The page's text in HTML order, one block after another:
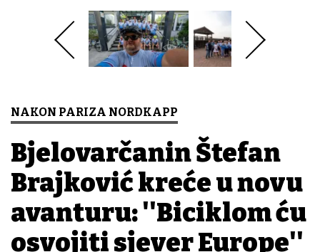
NAKON PARIZA NORDKAPP
Bjelovarčanin Štefan
Brajković kreće u novu
avanturu: ''Biciklom ću
osvojiti sjever Europe''